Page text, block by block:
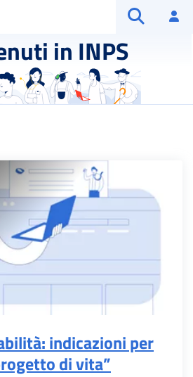
in INPS
indicazioni per
di vita”